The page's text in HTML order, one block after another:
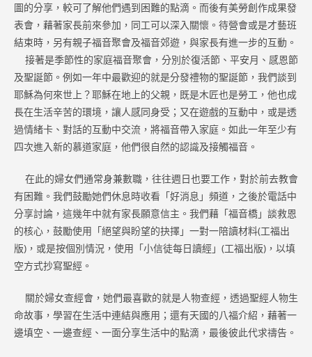
圖的分享，較可了解他們遇到困難的點滴。而後有美勞創作成果發
表會，藉著家長前來參加，同工可以深入關懷。待營會或是才藝班
結束時，另有親子福音聚會及福音郊遊，與家長有進一步的互動。
接著是季節性的家庭福音聚會，分別於復活節、平安月、感恩節
及聖誕節。例如一年中最歡迎的就是分發禮物的聖誕節，我們談到
耶穌為何來世上？耶穌在地上的父親，既是木匠也是勞工，他也成
長在生活辛苦的環境，讓人感同身受；又在遊戲的互動中，或是透
過情緒卡、對話的互動中交流，將福音帶入家庭。如此一年至少有
四次進入新的慕道家庭，他們很自然的認識及接觸福音。
在此的婦女們通常身兼數職，往往週日也要工作，對於前去教會
有困難。我們鼓勵她們休息時收看「好消息」頻道，之後於電話中
分享討論，這幾年中就有家長願意信主。我們藉「福音橋」談救恩
的核心，鼓勵使用「絕望與盼望的抉擇」一對一陪讀材料(工福出
版)，或是按個別情況，使用「小信徒每日讀經」(工福出版)，以填
空方式抄寫聖經。
關於婦女查經會，她們最喜歡的就是人物查經，透過聖經人物生
命故事，學習在生活中連結與應用；還有天國的八福介紹，藉著一
邊填空、一邊查經、一面分享生活中的點滴，最後彼此代求禱告。